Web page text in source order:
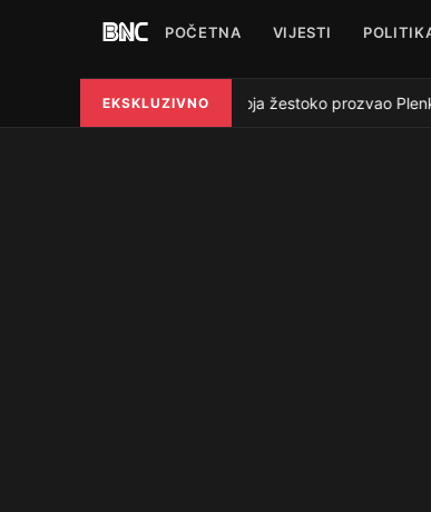
POČETNA VIJESTI
EKSKLUZIVNO
● Grmoja žestoko prozvao